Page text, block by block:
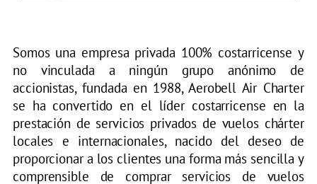
Somos una empresa privada 100% costarricense y
no vinculada a ningún grupo anónimo de
accionistas, fundada en 1988, Aerobell Air Charter
se ha convertido en el líder costarricense en la
prestación de servicios privados de vuelos chárter
locales e internacionales, nacido del deseo de
proporcionar a los clientes una forma más sencilla y
comprensible de comprar servicios de vuelos